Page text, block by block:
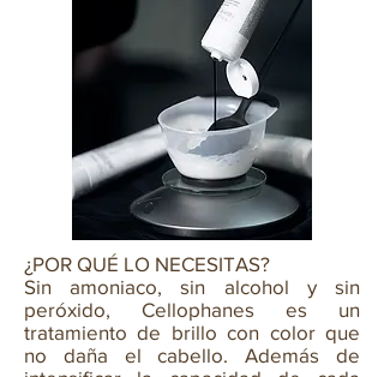
¿POR QUÉ LO NECESITAS?
Sin amoniaco, sin alcohol y sin
peróxido, Cellophanes es un
tratamiento de brillo con color que
no daña el cabello. Además de